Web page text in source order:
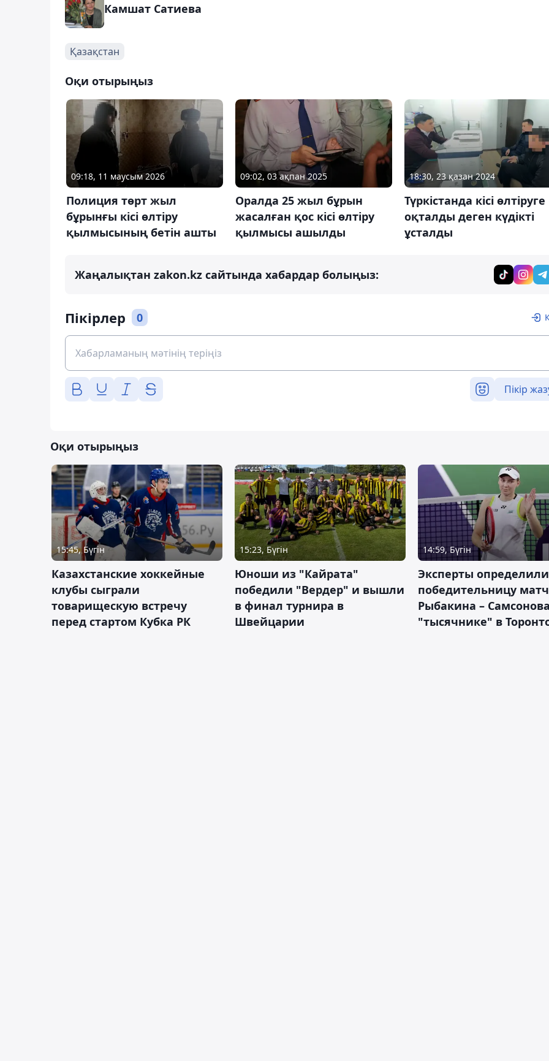
Камшат Сатиева
Қазақстан
Оқи отырыңыз
09:18, 11 маусым 2026
Полиция төрт жыл
бұрынғы кісі өлтіру
қылмысының бетін ашты
09:02, 03 ақпан 2025
Оралда 25 жыл бұрын
жасалған қос кісі өлтіру
қылмысы ашылды
18:30, 23 қазан 2024
Түркістанда кісі өлтіруге
оқталды деген күдікті
ұсталды
Жаңалықтан zakon.kz сайтында хабардар болыңыз:
Пікірлер 0
Пікір
Оқи отырыңыз
15:45, Бүгін
Казахстанские хоккейные
клубы сыграли
товарищескую встречу
перед стартом Кубка РК
15:23, Бүгін
Юноши из "Кайрата"
победили "Вердер" и вышли
в финал турнира в
Швейцарии
14:59, Бүгін
Эксперты определили
победительницу
Рыбакина –
"тысячнике" в